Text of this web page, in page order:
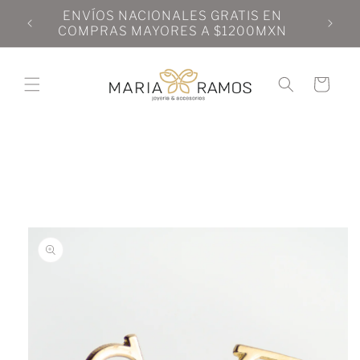
directamente
al contenido
ENVÍOS NACIONALES GRATIS EN
COMPRAS MAYORES A $1200MXN
Carrito